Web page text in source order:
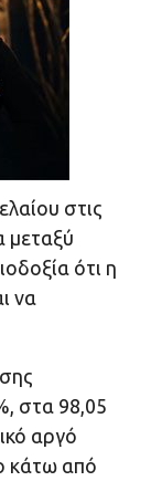
στις
μεταξύ
ότι η
να
στα 98,05
αργό
κάτω από